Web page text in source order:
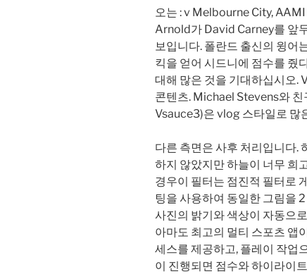
오는 : v Melbourne City,
Arnold가 David Carney를 앞
보입니다. 폴란드 출신의 윙어
킥을 얻어 시드니에 점수를 줬
대해 많은 것을 기대하십시오.
콘텐츠. Michael Stevens와
Vsauce3)은 vlog 스타일로 많
다른 측면은 사후 처리입니다.
하지 않았지만 하늘이 너무 희
경우이 필터는 점진적 필터로
팅을 사용하여 동일한 그림을
사진의 밝기와 색상이 자동으
아마도 최고의 멀티 스포츠 앱
세스를 제공하고, 플레이 작업
이 진행되면 점수와 하이라이